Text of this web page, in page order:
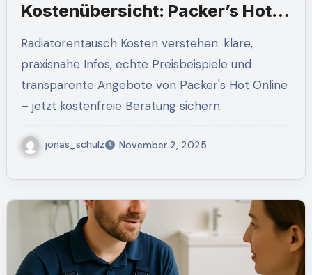
Kostenübersicht: Packer’s Hot
Radiatorentausch Kosten verstehen: klare,
praxisnahe Infos, echte Preisbeispiele und
transparente Angebote von Packer's Hot Online
– jetzt kostenfreie Beratung sichern.
jonas_schulz November 2, 2025